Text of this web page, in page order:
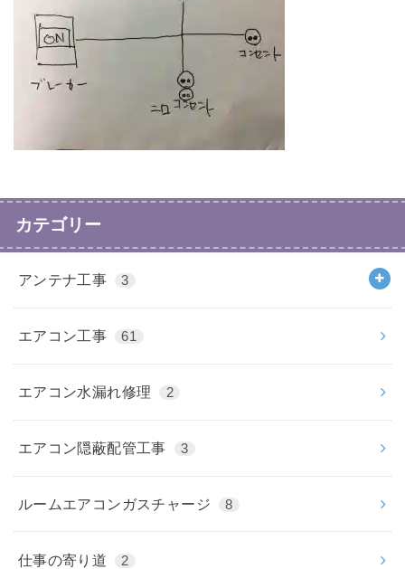
カテゴリー
アンテナ工事 3
エアコン工事 61
エアコン水漏れ修理 2
エアコン隠蔽配管工事 3
ルームエアコンガスチャージ 8
仕事の寄り道 2